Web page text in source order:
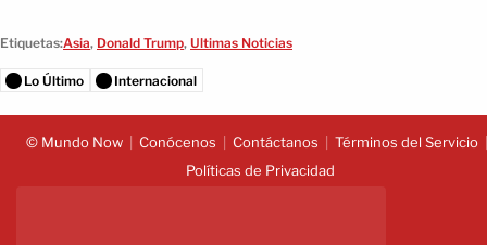
Etiquetas:Asia, Donald Trump, Ultimas Noticias
Lo Último Internacional
© Mundo Now Conócenos Contáctanos
Términos del Servicio
Políticas de Privacidad